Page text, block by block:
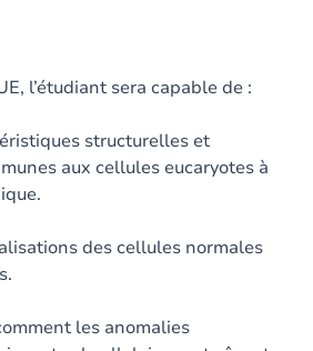
l’étudiant sera capable de :
structurelles et
aux cellules eucaryotes à
des cellules normales
les anomalies